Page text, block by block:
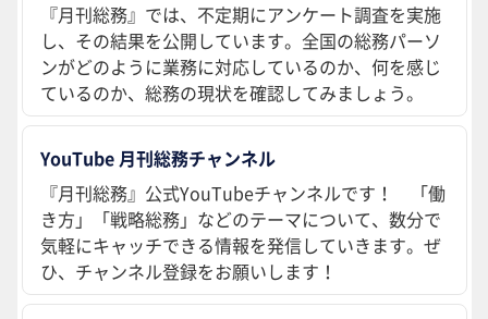
『月刊総務』では、不定期にアンケート調査を実施
し、その結果を公開しています。全国の総務パーソ
ンがどのように業務に対応しているのか、何を感じ
ているのか、総務の現状を確認してみましょう。
YouTube 月刊総務チャンネル
『月刊総務』公式YouTubeチャンネルです！ 「働
き方」「戦略総務」などのテーマについて、数分で
気軽にキャッチできる情報を発信していきます。ぜ
ひ、チャンネル登録をお願いします！